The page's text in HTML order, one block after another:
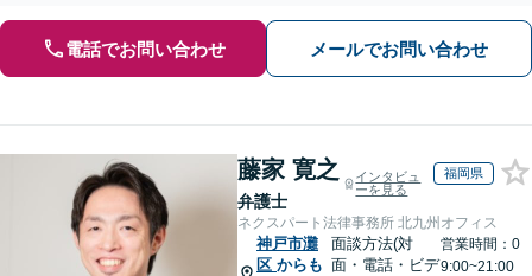
電話でお問い合わせ メールでお問い合わせ
藤家 寛之
弁護士
インタビュ
ーを見る
福岡県
ネクスパート法律事務所 北九州オフィス
神戸市灘
区 からも
面談方法(対
面・電話・ビデ
営業時間：0
9:00~21:00